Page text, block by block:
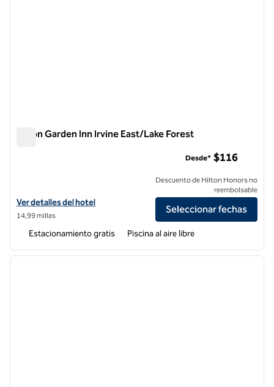
Hilton Garden Inn Irvine East/Lake Forest
Ver detalles del hotel Hilton Garden Inn Irvine East/Lake Forest
Ver detalles del hotel
14,99 millas
Desde* $116
Descuento de Hilton Honors no
reembolsable
Seleccionar fechas
Estacionamiento gratis Piscina al aire libre
1 de 12